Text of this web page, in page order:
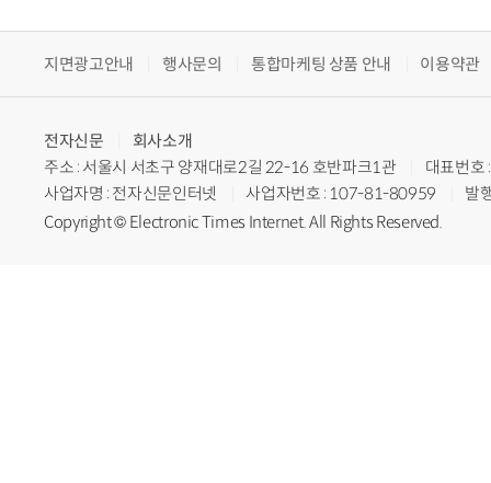
지면광고안내 행사문의 통합마케팅 상품 안내 이용약관
전자신문
회사소개
주소 : 서울시 서초구 양재대로2길 22-16 호반파크1관
대표번
사업자명 : 전자신문인터넷
사업자번호 : 107-81-80959
발
Copyright © Electronic Times Internet. All Rights Reserved.